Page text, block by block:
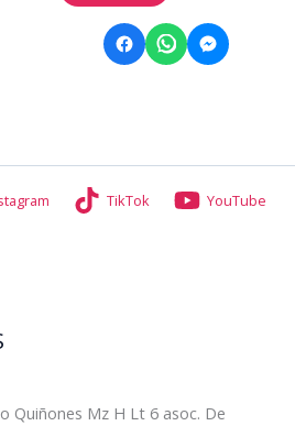
TikTok YouTube
Quiñones Mz H Lt 6 asoc. De